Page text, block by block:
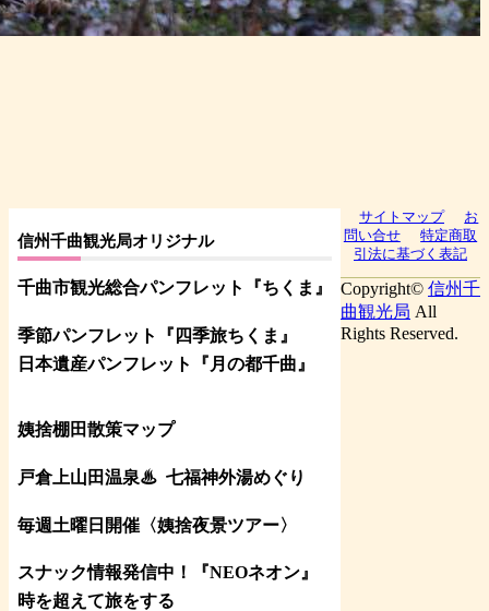
信州千曲観光局オリジナル
千曲市観光総合パンフレット 『ちくま 』
季節パンフレット『四季旅ちくま』
日本遺産パンフレット
『月の都千曲 』
姨捨棚田散策マップ
戸倉上山田温泉♨ 七福神外湯めぐり
毎週土曜日開催〈姨捨夜景ツアー〉
スナック情報発信中！『NEOネオン』
時を超えて旅をする
サイトマップ
お
問い合せ
特定商取
引法に基づく表記
Copyright© 信州千
曲観光局 All
Rights Reserved.